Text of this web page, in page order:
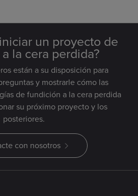
un proyecto de
la cera perdida?
están a su disposición para
y mostrarle cómo las
de fundición a la cera perdida
su próximo proyecto y los
posteriores.
con nosotros